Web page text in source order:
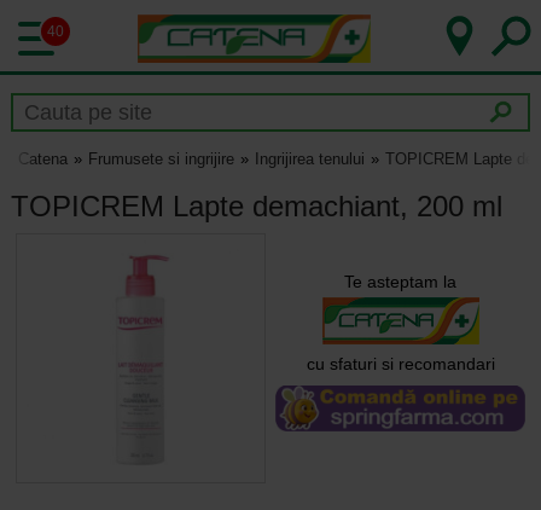
40
Catena Frumusete si ingrijire Ingrijirea tenului TOPICREM Lapte
TOPICREM Lapte demachiant, 200 ml
Te asteptam la
cu sfaturi si recomandari